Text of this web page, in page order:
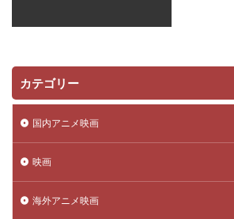
ピエール＝フランソワ・マルタン＝ラヴェル
ピクサー・アニメーション・スタジオ
ピーター・ソーン
ブルースカイ・スタジオ
カテゴリー
国内アニメ映画
映画
海外アニメ映画